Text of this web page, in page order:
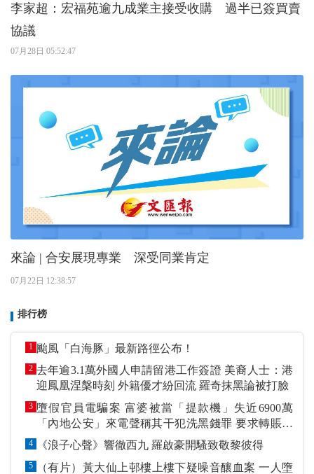
李家超：宏福苑逾九成業主接受收購 過半已簽買賣
協議
07月28日 05:52:47
來論 | 合安展現專業 深受同業肯定
07月22日 12:38:57
排行榜
1 颱風「白海豚」最新路徑公布！
2 去年逾3.1萬外國人申請留港工作簽證 美裔人士：港
迎鳳凰涅槃時刻 外籍優才紛回流 羅奇抹黑論被打臉
3 墮假官員電騙案 富婆被當「提款機」失近6900萬
「內地公安」來電聲稱其干犯洗黑錢罪 要求轉賬到
指定戶口作「保證金」
4 《浪子心聲》響徹西九 羅啟豪開騷致敬黎彼得
5
（有片）黃大仙上邨樓上樓下疑噪音釀血案 一人墮